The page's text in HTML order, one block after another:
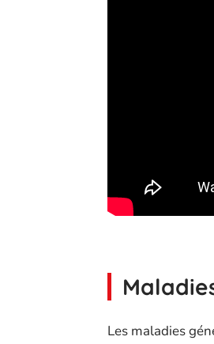
Les maladies